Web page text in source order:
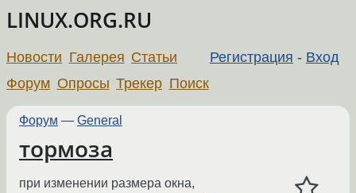
LINUX.ORG.RU
Регистрация - Вход
Новости Галерея Статьи
Форум Опросы Трекер Поиск
Форум — General
тормоза
при изменении размера окна,